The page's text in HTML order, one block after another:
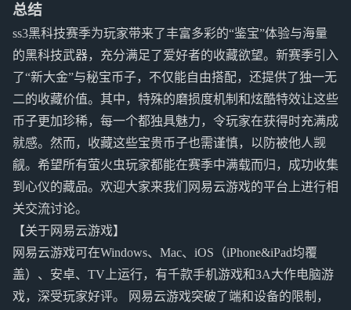
总结
ss3黑科技赛季为玩家带来了丰富多彩的“鉴宝”体验与海量
的黑科技武器，充分满足了爱好者的收藏欲望。新赛季引入
了“新大金”与秘宝币子，不仅能自由搭配，还提供了独一无
二的收藏价值。其中，特殊的磨损度机制和炫酷特效让这些
币子更加珍稀，每一个都独具魅力，令玩家在获得时充满成
就感。然而，收藏这些宝贵币子也需谨慎，以防被他人觊
觎。希望所有萤火虫玩家都能在赛季中满载而归，成功收集
到心仪的藏品。欢迎大家来我们网易云游戏的平台上进行相
关交流讨论。
【关于网易云游戏】
网易云游戏可在Windows、Mac、iOS（iPhone&iPad均覆
盖）、安卓、TV上运行，有千款手机游戏和3A大作电脑游
戏，深受玩家好评。 网易云游戏突破了端和设备的限制，